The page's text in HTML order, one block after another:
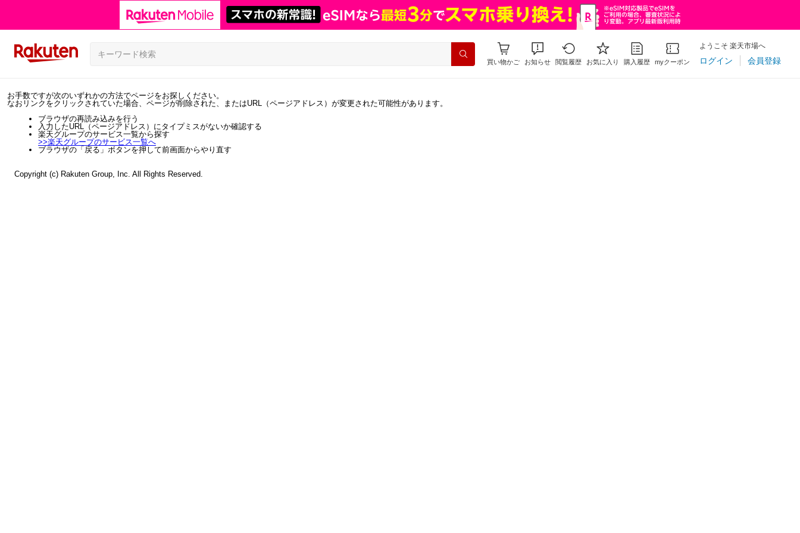
買い物かご お知らせ 閲覧履歴 お気に入り 購入履歴 myクーポン
ようこそ 楽天市場へ
ログイン 会員登録
お手数ですが次のいずれかの方法でページをお探しください。
なおリンクをクリックされていた場合、ページが削除された、またはURL（ページアドレス）が変更された可能性があります。
ブラウザの再読み込みを行う
入力したURL（ページアドレス）にタイプミスがないか確認する
楽天グループのサービス一覧から探す
>>楽天グループのサービス一覧へ
ブラウザの「戻る」ボタンを押して前画面からやり直す
Copyright (c) Rakuten Group, Inc. All Rights Reserved.